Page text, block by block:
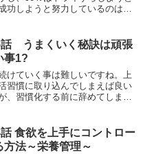
功しようと努力しているのは
うまくいく秘訣は頑張
事1?
けていく事は難しいですね。上
習慣に取り込んでしまえば良い
、習慣化する前に辞めてしまう
食欲を上手にコントロー
方法～栄養管理～